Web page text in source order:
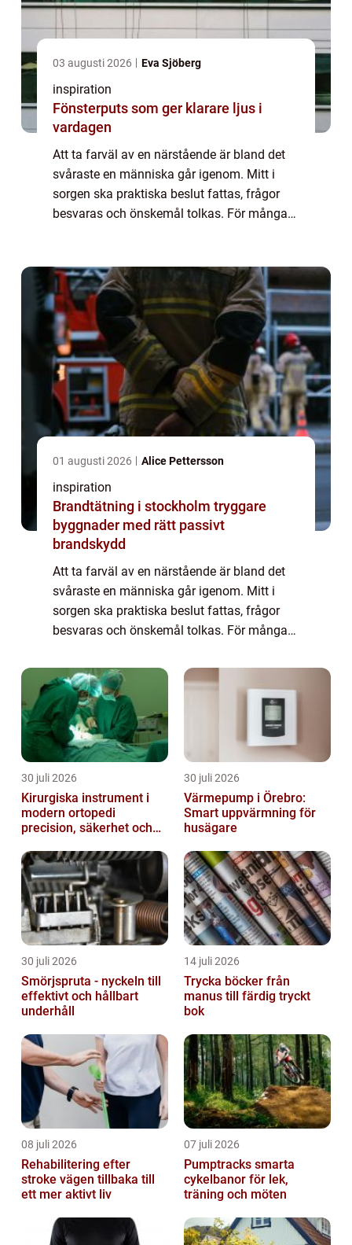
03 augusti 2026 Eva Sjöberg
inspiration
Fönsterputs som ger klarare ljus i
vardagen
Att ta farväl av en närstående är bland det
svåraste en människa går igenom. Mitt i
sorgen ska praktiska beslut fattas, frågor
besvaras och önskemål tolkas. För många
01 augusti 2026 Alice Pettersson
inspiration
Brandtätning i stockholm tryggare
byggnader med rätt passivt
brandskydd
Att ta farväl av en närstående är bland det
svåraste en människa går igenom. Mitt i
sorgen ska praktiska beslut fattas, frågor
besvaras och önskemål tolkas. För många
inte vill ha en kyrklig begravning, hur ska...
30 juli 2026
Kirurgiska instrument i
modern ortopedi
precision, säkerhet och
30 juli 2026
Värmepump i Örebro:
Smart uppvärmning för
husägare
30 juli 2026
Smörjspruta - nyckeln till
effektivt och hållbart
underhåll
14 juli 2026
Trycka böcker från
manus till färdig tryckt
bok
08 juli 2026
Rehabilitering efter
stroke vägen tillbaka till
ett mer aktivt liv
07 juli 2026
Pumptracks smarta
cykelbanor för lek,
träning och möten